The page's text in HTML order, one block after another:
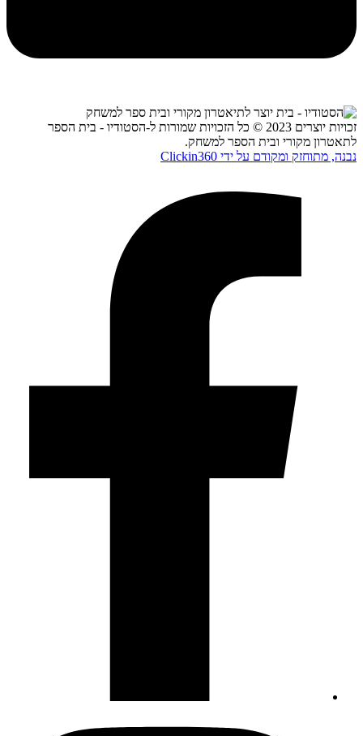
זכויות יוצרים 2023 © כל הזכויות שמורות ל-הסטודיו - בית הספר
לתאטרון מקורי ובית הספר למשחק.
נבנה, מתוחזק ומקודם על ידי Clickin360